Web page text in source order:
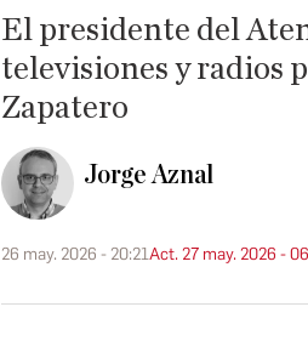
El presidente del
televisiones y radios
Zapatero
Jorge Aznal
26 may. 2026 - 20:21Act. 27 may. 2026 -